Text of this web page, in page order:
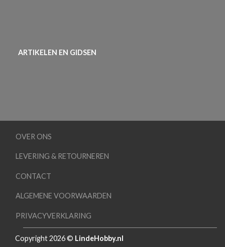
ARTIKELEN EN GIDSEN
OVER ONS
LEVERING & RETOURNEREN
CONTACT
ALGEMENE VOORWAARDEN
PRIVACYVERKLARING
Copyright 2026 © LindeHobby.nl